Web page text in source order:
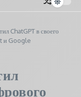
ChatGPT в своего
и Google